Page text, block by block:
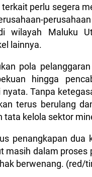
perlu segera
wilayah Maluku
lainnya.
pola
hingga
nyata. Tanpa
terus berulang
tata kelola sektor
penangkapan dua
masih dalam proses
berwenang. (red/